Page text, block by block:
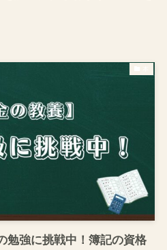
勉強に挑戦中！簿記の資格